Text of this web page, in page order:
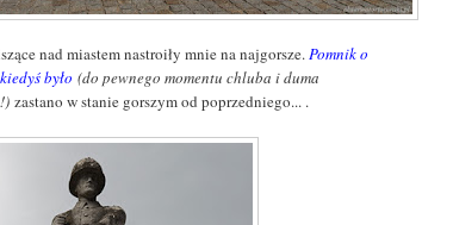
nad miastem nastroiły mnie na najgorsze.Pomnik o
było (do pewnego momentu chluba i duma
zastano w stanie gorszym od poprzedniego... .